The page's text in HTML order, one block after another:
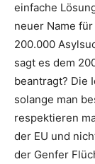
einfache
neuer Name
200.000
sagt es dem
beantragt? Die
solange man
respektieren
der EU und
der Genfer